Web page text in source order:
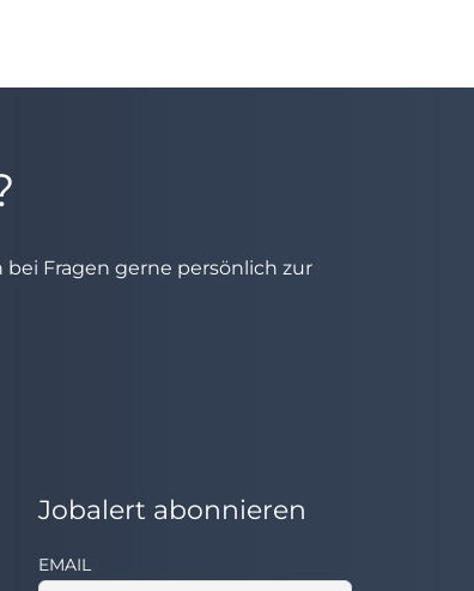
bei Fragen gerne persönlich zur
Jobalert abonnieren
EMAIL